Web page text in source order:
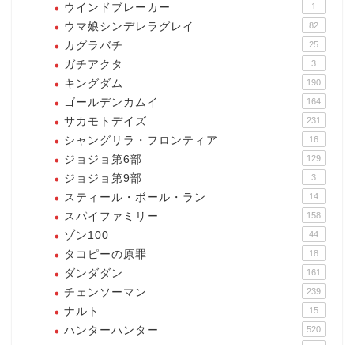
ウインドブレーカー 1
ウマ娘シンデレラグレイ 82
カグラバチ 25
ガチアクタ 3
キングダム 190
ゴールデンカムイ 164
サカモトデイズ 231
シャングリラ・フロンティア 16
ジョジョ第6部 129
ジョジョ第9部 3
スティール・ボール・ラン 14
スパイファミリー 158
ゾン100 44
タコピーの原罪 18
ダンダダン 161
チェンソーマン 239
ナルト 15
ハンターハンター 520